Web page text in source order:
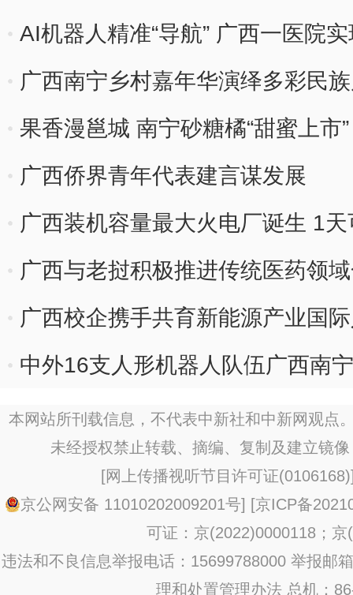
AI机器人精准“导航” 广西一医院
广西南宁乡村嘉年华演绎多彩民
果香漫邕城 南宁砂糖橘“甜蜜上市”
广西侨界青年代表建言谋发展
广西装机容量最大火电厂诞生 1
广西与老挝积极推进传统医药领
广西校企携手共育新能源产业国
中外16支人形机器人队伍广西南
本网站所刊载信息，不代表中新社和中新网观点
未经授权禁止转载、摘编、复制及建立镜
[网上传播视听节目许可证(0106168)
京公网安备 11010202009201号] [京ICP备
可证：京(2022)0000118；京
违法和不良信息举报电话：15699788000 举报邮
理和处置管理办法 总机：